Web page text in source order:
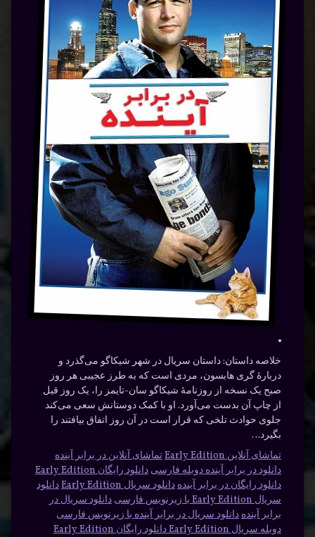
خلاصه داستان:داستان سریال در شهر شیکاگو می‌گذرد و
دربارهٔ گری هابسون، مردی است که به طرز عجیبی هر روز
صبح یک نسخه از روزنامهٔ شیکاگو سان-تایمز را، یک روز قبل
از چاپ آن بدست می‌آورد. او با کمک دوستانش سعی می‌کند
جلوی حوادث تلخی که قرار است در آن روز اتفاق بیافتند را
بگیرد…
تماشای آنلاین Early Edition
تماشای آنلاین در برابر آینده
دانلود در برابر آینده دوبله فارسی دانلود رایگان Early Edition
دانلود رایگان در برابر آیندهدانلود سریال Early Edition
دانلود
سریال Early Edition با زیرنویس فارسی
دانلود سریال در
برابر آیندهدانلود سریال در برابر آینده با زیرنویس فارسی
دوبله سریال Early Edition دانلود رایگان Early Edition